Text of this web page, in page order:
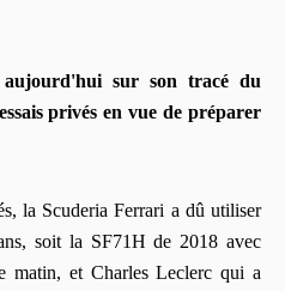
sur son tracé du
privés en vue de préparer
la Scuderia Ferrari a dû utiliser
soit la SF71H de 2018 avec
matin, et Charles Leclerc qui a